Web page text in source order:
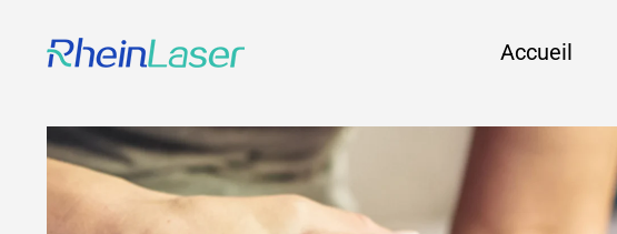
Accueil